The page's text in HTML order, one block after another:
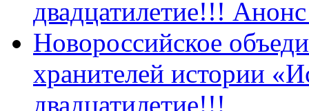
двадцатилетие!!!
Новороссийское
хранителей истории
двадцатилетие!!!